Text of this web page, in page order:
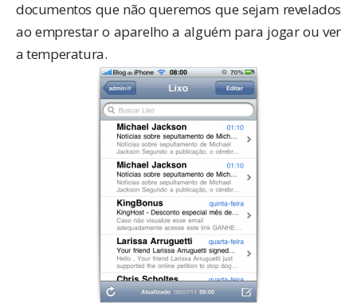
documentos que não queremos que sejam revelados
ao emprestar o aparelho a alguém para jogar ou ver
a temperatura.